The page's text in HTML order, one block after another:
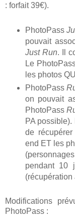
: forfait 39€).
PhotoPass
pouvait
Just Run. Il
Le
les photos
PhotoPass
on pouvait
PhotoPass
PA
de
end ET les
pendant 10
(récupération
Modifications
PhotoPass :